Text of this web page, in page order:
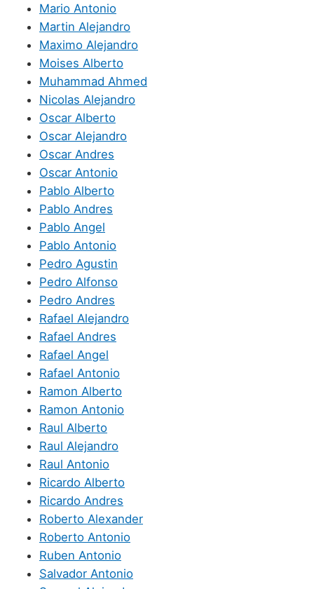
Mario Antonio
Martin Alejandro
Maximo Alejandro
Moises Alberto
Muhammad Ahmed
Nicolas Alejandro
Oscar Alberto
Oscar Alejandro
Oscar Andres
Oscar Antonio
Pablo Alberto
Pablo Andres
Pablo Angel
Pablo Antonio
Pedro Agustin
Pedro Alfonso
Pedro Andres
Rafael Alejandro
Rafael Andres
Rafael Angel
Rafael Antonio
Ramon Alberto
Ramon Antonio
Raul Alberto
Raul Alejandro
Raul Antonio
Ricardo Alberto
Ricardo Andres
Roberto Alexander
Roberto Antonio
Ruben Antonio
Salvador Antonio